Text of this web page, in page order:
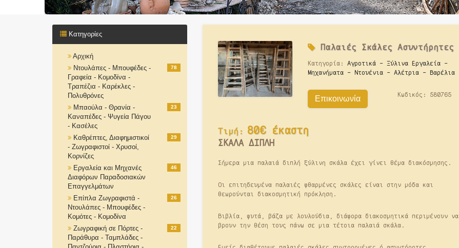
Κατηγορίες
Αρχική
Ντουλάπες - Μπουφέδες -
Γραφεία - Κομοδίνα -
Τραπέζια - Καρέκλες -
Πολυθρόνες
78
Μπαούλα - Θρανία -
Καναπέδες - Ψυγεία Πάγου
- Κασέλες
23
Καθρέπτες, Διαφημιστικοί
- Ζωγραφιστοί - Χρυσοί,
Κορνίζες
29
Εργαλεία και Μηχανές
Διαφόρων Παραδοσιακών
Επαγγελμάτων
46
Επίπλα Ζωγραφιστά -
Ντουλάπες - Μπουφέδες -
Κομότες - Κομοδίνα
26
Ζωγραφική σε Πόρτες -
Παράθυρα - Ταμπλάδες -
22
ΠαλαιέςΣκάλες Ασυντήρητες
Κατηγορία: Αγροτικά - Ξύλινα Εργαλεία -
Μηχανήματα - Ντουένια - Αλέτρια - Βαρέλια
Κωδικός: 580765
Επικοινωνία
Τιμή: 80€ έκαστη
ΣΚΑΛΑ ΔΙΠΛΗ
Σήμερα μια παλαιά διπλή ξύλινη σκάλα έχει γίνει θέμα διακόσμησης.
Οι επιτηδευμένα παλαιές φθαρμένες σκάλες είναι στην μόδα και
θεωρούνται διακοσμητική πρόκληση.
Βιβλία, φυτά, βάζα με λουλούδια, διάφορα διακοσμητικά περιμένουν να
βρουν την θέση τους πάνω σε μια τέτοια παλαιά σκάλα.